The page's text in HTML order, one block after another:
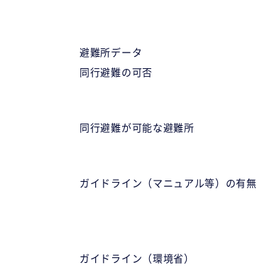
避難所データ
同行避難の可否
同行避難が可能な避難所
ガイドライン（マニュアル等）の有無
ガイドライン（環境省）